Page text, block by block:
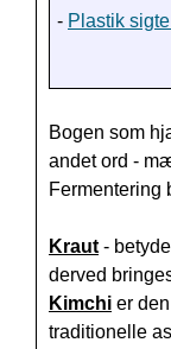
- Plastik
Bogen som
andet ord -
Fermentering
Kraut -
derved
Kimchi er
traditionelle